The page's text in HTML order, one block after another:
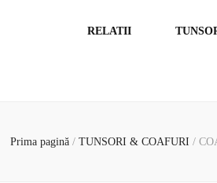
RELATII
Prima pagină / TUNSORI & COAFURI /